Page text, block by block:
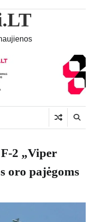
2 „Viper
oro pajėgoms